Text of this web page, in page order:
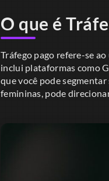
O que é
Tráfego pago refere-se
inclui plataformas como
que você pode
femininas, pode